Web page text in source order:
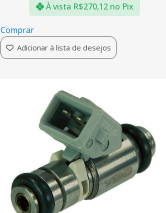
À vista R$270,12 no Pix
Comprar
Adicionar à lista de desejos